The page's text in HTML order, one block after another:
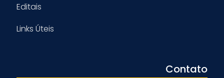
Editais
Links Úteis
Contato